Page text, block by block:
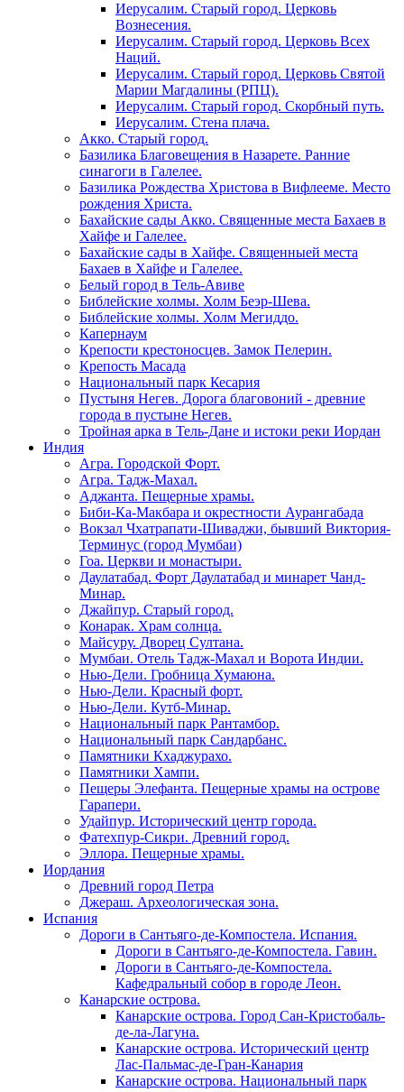
Иерусалим. Старый город. Церковь
Вознесения.
Иерусалим. Старый город. Церковь Всех
Наций.
Иерусалим. Старый город. Церковь Святой
Марии Магдалины (РПЦ).
Иерусалим. Старый город. Скорбный путь.
Иерусалим. Стена плача.
Акко. Старый город.
Базилика Благовещения в Назарете. Ранние
синагоги в Галелее.
Базилика Рождества Христова в Вифлееме. Место
рождения Христа.
Бахайские сады Акко. Священные места Бахаев в
Хайфе и Галелее.
Бахайские сады в Хайфе. Священныей места
Бахаев в Хайфе и Галелее.
Белый город в Тель-Авиве
Библейские холмы. Холм Беэр-Шева.
Библейские холмы. Холм Мегиддо.
Капернаум
Крепости крестоносцев. Замок Пелерин.
Крепость Масада
Национальный парк Кесария
Пустыня Негев. Дорога благовоний - древние
города в пустыне Негев.
Тройная арка в Тель-Дане и истоки реки Иордан
Индия
Агра. Городской Форт.
Агра. Тадж-Махал.
Аджанта. Пещерные храмы.
Биби-Ка-Макбара и окрестности Аурангабада
Вокзал Чхатрапати-Шиваджи, бывший Виктория-
Терминус (город Мумбаи)
Гоа. Церкви и монастыри.
Даулатабад. Форт Даулатабад и минарет Чанд-
Минар.
Джайпур. Старый город.
Конарак. Храм солнца.
Майсуру. Дворец Султана.
Мумбаи. Отель Тадж-Махал и Ворота Индии.
Нью-Дели. Гробница Хумаюна.
Нью-Дели. Красный форт.
Нью-Дели. Кутб-Минар.
Национальный парк Рантамбор.
Национальный парк Сандарбанс.
Памятники Кхаджурахо.
Памятники Хампи.
Пещеры Элефанта. Пещерные храмы на острове
Гарапери.
Удайпур. Исторический центр города.
Фатехпур-Сикри. Древний город.
Эллора. Пещерные храмы.
Иордания
Древний город Петра
Джераш. Археологическая зона.
Испания
Дороги в Сантьяго-де-Компостела. Испания.
Дороги в Сантьяго-де-Компостела. Гавин.
Дороги в Сантьяго-де-Компостела.
Кафедральный собор в городе Леон.
Канарские острова.
Канарские острова. Город Сан-Кристобаль-
де-ла-Лагуна.
Канарские острова. Исторический центр
Лас-Пальмас-де-Гран-Канария
Канарские острова. Национальный парк